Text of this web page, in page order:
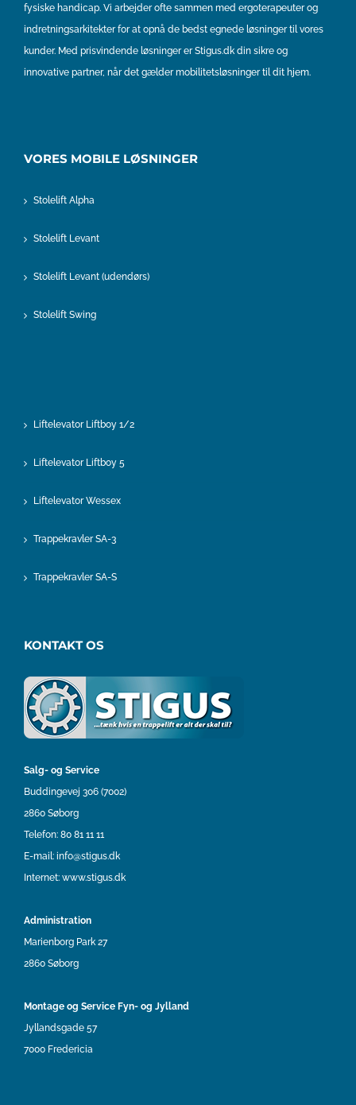
fysiske handicap. Vi arbejder ofte sammen med ergoterapeuter og
indretningsarkitekter for at opnå de bedst egnede løsninger til vores
kunder. Med prisvindende løsninger er Stigus.dk din sikre og
innovative partner, når det gælder mobilitetsløsninger til dit hjem.
VORES MOBILE LØSNINGER
Stolelift Alpha
Stolelift Levant
Stolelift Levant (udendørs)
Stolelift Swing
Liftelevator Liftboy 1/2
Liftelevator Liftboy 5
Liftelevator Wessex
Trappekravler SA-3
Trappekravler SA-S
KONTAKT OS
Salg- og Service
Buddingevej 306 (7002)
2860 Søborg
Telefon: 80 81 11 11
E-mail: info@stigus.dk
Internet: www.stigus.dk
Administration
Marienborg Park 27
2860 Søborg
Montage og Service Fyn- og Jylland
Jyllandsgade 57
7000 Fredericia